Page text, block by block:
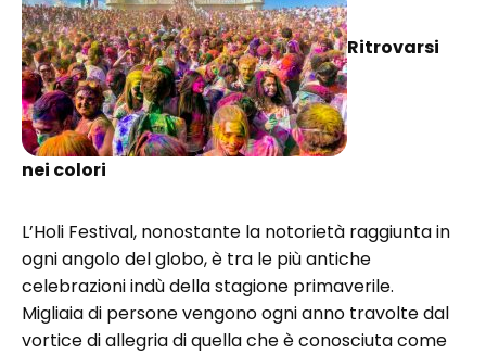
Ritrovarsi
nei colori
L’Holi Festival, nonostante la notorietà raggiunta in
ogni angolo del globo, è tra le più antiche
celebrazioni indù della stagione primaverile.
Migliaia di persone vengono ogni anno travolte dal
vortice di allegria di quella che è conosciuta come